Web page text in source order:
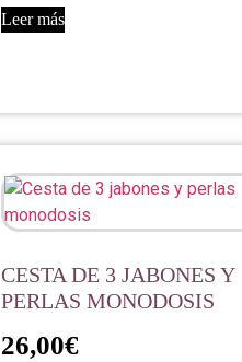
Leer más
CESTA DE 3 JABONES Y
PERLAS MONODOSIS
26,00€